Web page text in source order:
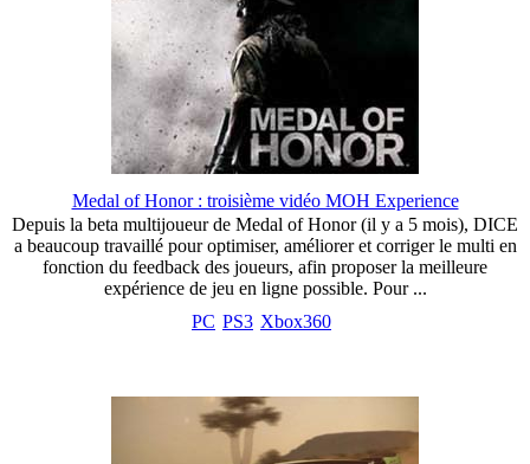
Medal of Honor : troisième vidéo MOH Experience
Depuis la beta multijoueur de Medal of Honor (il y a 5 mois), DICE
a beaucoup travaillé pour optimiser, améliorer et corriger le multi en
fonction du feedback des joueurs, afin proposer la meilleure
expérience de jeu en ligne possible. Pour ...
PC PS3 Xbox360